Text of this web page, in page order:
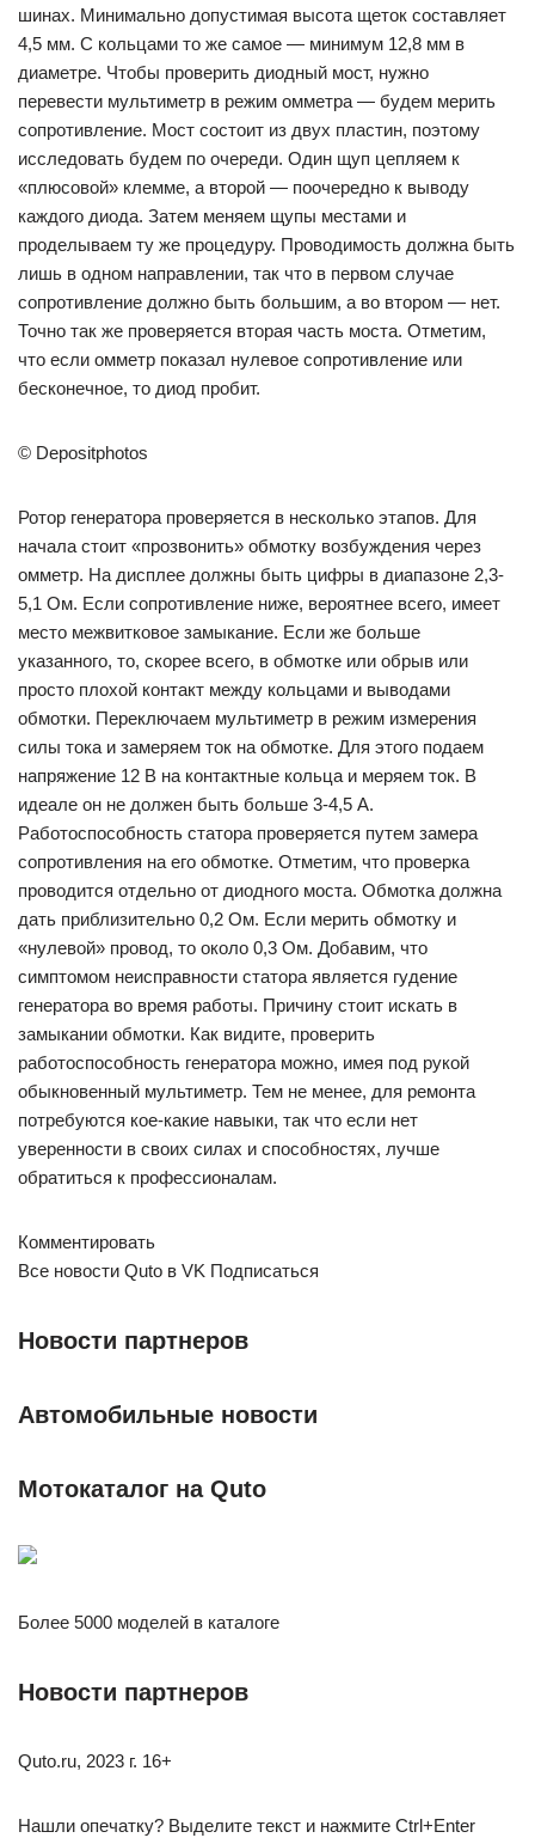
шинах. Минимально допустимая высота щеток составляет
4,5 мм. С кольцами то же самое — минимум 12,8 мм в
диаметре. Чтобы проверить диодный мост, нужно
перевести мультиметр в режим омметра — будем мерить
сопротивление. Мост состоит из двух пластин, поэтому
исследовать будем по очереди. Один щуп цепляем к
«плюсовой» клемме, а второй — поочередно к выводу
каждого диода. Затем меняем щупы местами и
проделываем ту же процедуру. Проводимость должна быть
лишь в одном направлении, так что в первом случае
сопротивление должно быть большим, а во втором — нет.
Точно так же проверяется вторая часть моста. Отметим,
что если омметр показал нулевое сопротивление или
бесконечное, то диод пробит.
© Depositphotos
Ротор генератора проверяется в несколько этапов. Для
начала стоит «прозвонить» обмотку возбуждения через
омметр. На дисплее должны быть цифры в диапазоне 2,3-
5,1 Ом. Если сопротивление ниже, вероятнее всего, имеет
место межвитковое замыкание. Если же больше
указанного, то, скорее всего, в обмотке или обрыв или
просто плохой контакт между кольцами и выводами
обмотки. Переключаем мультиметр в режим измерения
силы тока и замеряем ток на обмотке. Для этого подаем
напряжение 12 В на контактные кольца и меряем ток. В
идеале он не должен быть больше 3-4,5 А.
Работоспособность статора проверяется путем замера
сопротивления на его обмотке. Отметим, что проверка
проводится отдельно от диодного моста. Обмотка должна
дать приблизительно 0,2 Ом. Если мерить обмотку и
«нулевой» провод, то около 0,3 Ом. Добавим, что
симптомом неисправности статора является гудение
генератора во время работы. Причину стоит искать в
замыкании обмотки. Как видите, проверить
работоспособность генератора можно, имея под рукой
обыкновенный мультиметр. Тем не менее, для ремонта
потребуются кое-какие навыки, так что если нет
уверенности в своих силах и способностях, лучше
обратиться к профессионалам.
Комментировать
Все новости Quto в VK Подписаться
Новости партнеров
Автомобильные новости
Мотокаталог на Quto
Более 5000 моделей в каталоге
Новости партнеров
Quto.ru, 2023 г. 16+
Нашли опечатку? Выделите текст и нажмите Ctrl+Enter